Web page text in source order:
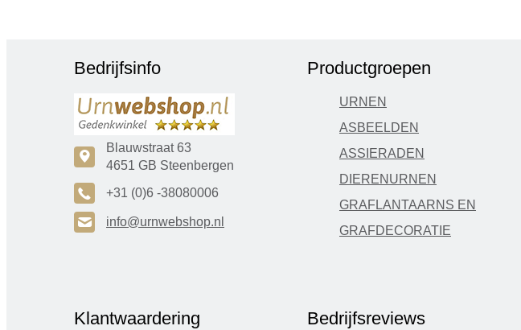
Bedrijfsinfo
c
Blauwstraat 63
4651 GB Steenbergen
A +31 (0)6 -38080006
H info@urnwebshop.nl
Productgroepen
URNEN
ASBEELDEN
ASSIERADEN
DIERENURNEN
GRAFLANTAARNS EN
GRAFDECORATIE
Klantwaardering Bedrijfsreviews